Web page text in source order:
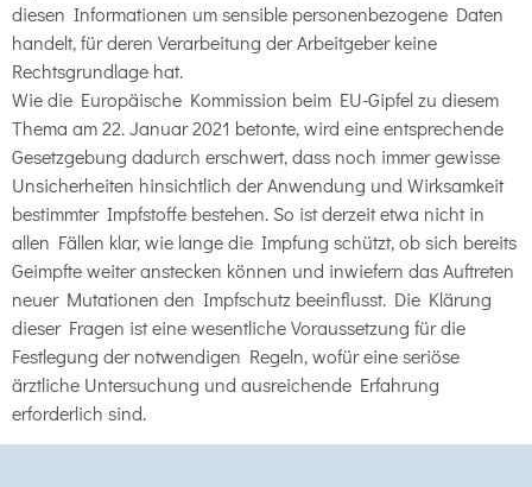
diesen Informationen um sensible personenbezogene Daten
handelt, für deren Verarbeitung der Arbeitgeber keine
Rechtsgrundlage hat.
Wie die Europäische Kommission beim EU-Gipfel zu diesem
Thema am 22. Januar 2021 betonte, wird eine entsprechende
Gesetzgebung dadurch erschwert, dass noch immer gewisse
Unsicherheiten hinsichtlich der Anwendung und Wirksamkeit
bestimmter Impfstoffe bestehen. So ist derzeit etwa nicht in
allen Fällen klar, wie lange die Impfung schützt, ob sich bereits
Geimpfte weiter anstecken können und inwiefern das Auftreten
neuer Mutationen den Impfschutz beeinflusst. Die Klärung
dieser Fragen ist eine wesentliche Voraussetzung für die
Festlegung der notwendigen Regeln, wofür eine seriöse
ärztliche Untersuchung und ausreichende Erfahrung
erforderlich sind.